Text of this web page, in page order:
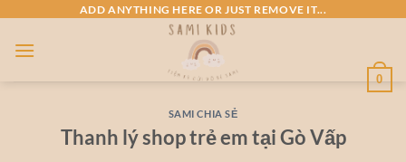
nội
dung
ADD ANYTHING HERE OR JUST REMOVE IT...
0
SAMI CHIA SẺ
Thanh lý shop trẻ em tại Gò Vấp